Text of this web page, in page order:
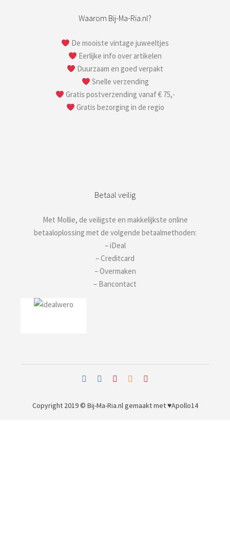
Waarom Bij-Ma-Ria.nl?
De mooiste vintage juweeltjes
Eerlijke info over artikelen
Duurzaam en goed verpakt
Snelle verzending
Gratis postverzending vanaf € 75,-
Gratis bezorging in de regio
Betaal veilig
Met Mollie, de veiligste en makkelijkste online
betaaloplossing met de volgende betaalmethoden:
– iDeal
– Creditcard
– Overmaken
– Bancontact
Copyright 2019 © Bij-Ma-Ria.nlgemaakt met ♥Apollo14